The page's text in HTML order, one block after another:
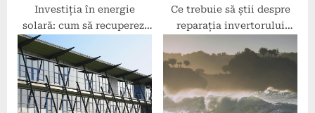
Investiția în energie
solară: cum să recuperezi
Ce trebuie să știi despre
reparația invertorului